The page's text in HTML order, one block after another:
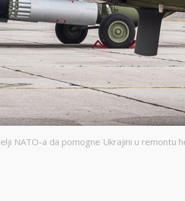
NATO-a da pomogne Ukrajini u